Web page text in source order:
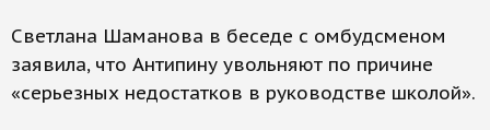
Светлана Шаманова в беседе с омбудсменом
заявила, что Антипину увольняют по причине
«серьезных недостатков в руководстве школой».